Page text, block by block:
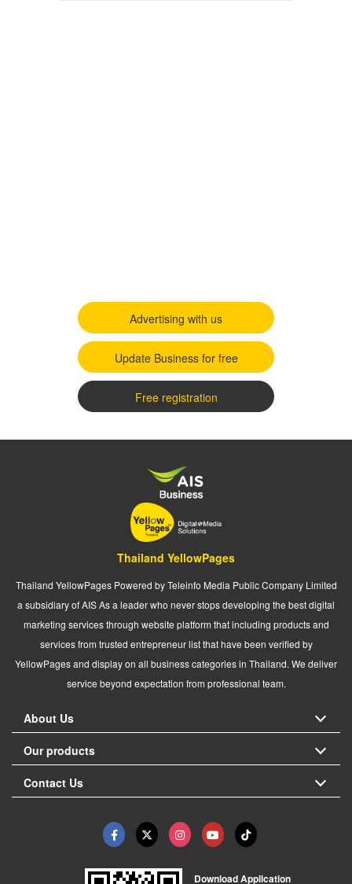
Advertising with us
Update Business for free
Free registration
Thailand YellowPages
Thailand YellowPages Powered by Teleinfo Media Public Company Limited
a subsidiary of AIS As a leader who never stops developing the best digital
marketing services through website platform that including products and
services from trusted entrepreneur list that have been verified by
YellowPages and display on all business categories in Thailand. We deliver
service beyond expectation from professional team.
About Us
Our products
Contact Us
Download Application